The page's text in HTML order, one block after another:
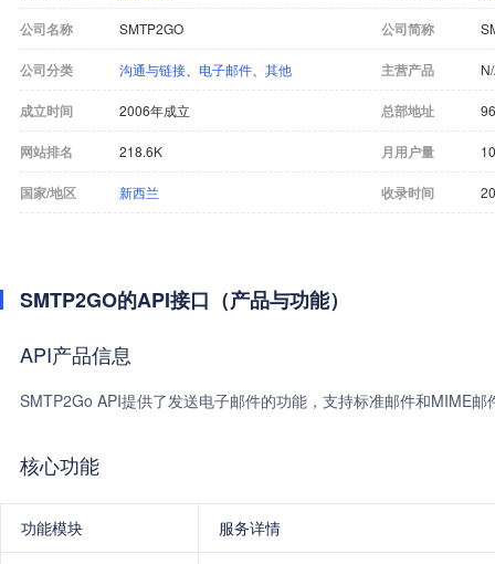
公司名称 SMTP2GO 公司简称
公司分类 沟通与链接 电子邮件 其他 主营产品
成立时间 2006年成立 总部地址
网站排名 218.6K 月用户量
国家/地区 新西兰 收录时间
SMTP2GO的API接口（产品与功能）
API产品信息
SMTP2Go API提供了发送电子邮件的功能，支持标准邮件和MIME邮
核心功能
功能模块 服务详情